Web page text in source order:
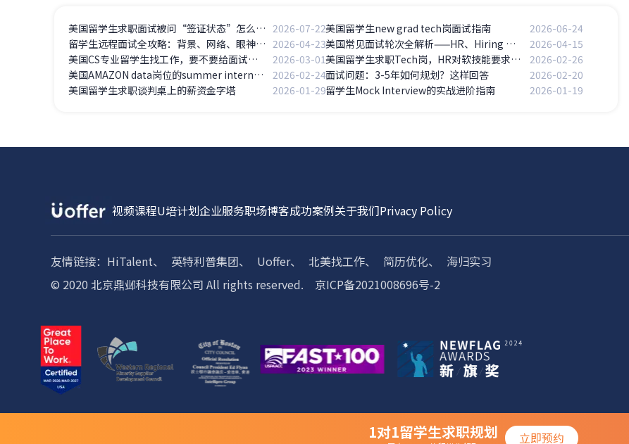
美国留学生求职面试被问“签证状态”怎么办？F-1学生的5个高频问题应答 2026-07-22美国留学生new grad tech岗面试指南
2026-06-24
留学生远程面试全攻略：背景、网络、眼神交流，这些细节决定成败 2026-04-23 美国常见面试轮次全解析——HR、Hiring Manager、Panel、Technical分别考察什么？
2026-04-15
美国CS专业留学生找工作，要不要给面试官看你的GitHub
2026-03-01 美国留学生求职Tech岗，HR对软技能要求高不高？
2026-02-26
美国AMAZON data岗位的summer intern面经
2026-02-24面试问题：3-5年如何规划？这样回答
2026-02-20
美国留学生求职谈判桌上的薪资金字塔
2026-01-29留学生Mock Interview的实战进阶指南 2026-01-19
视频课程U培计划企业服务职场博客成功案例关于我们Privacy Policy
友情链接： HiTalent、 英特利普集团、 Uoffer、 北美找工作、 简历优化、
海归实习
© 2020 北京鼎邺科技有限公司 All rights reserved.
京ICP备2021008696号-2
1对1留学生求职规划 立即预约